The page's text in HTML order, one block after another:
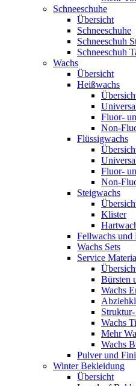
Schneeschuhe
Übersicht
Schneeschuhe
Schneeschuh
Schneeschuh
Wachs
Übersicht
Heißwachs
Fluor-
Non-
Flüssigwachs
Fluor-
Non-
Steigwachs
Klister
Fellwachs und
Wachs Sets
Service
Bürsten
Wachs
Wachs
Mehr
Wachs
Pulver und
Winter Bekleidung
Übersicht